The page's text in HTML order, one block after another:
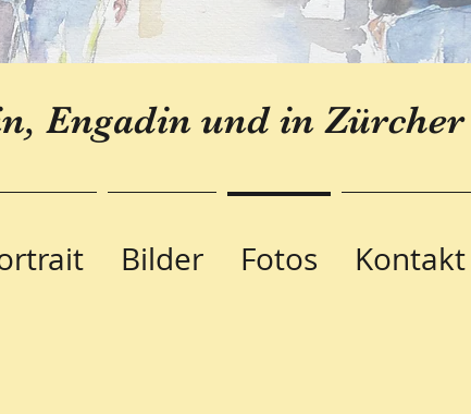
Engadin und in
Bilder Fotos Kontakt